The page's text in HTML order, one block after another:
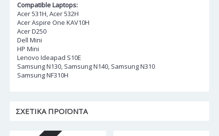
Compatible Laptops:
Acer 531H, Acer 532H
Acer Aspire One KAV10H
Acer D250
Dell Mini
HP Mini
Lenovo Ideapad S10E
Samsung N130, Samsung N140, Samsung N310
Samsung NF310H
ΣΧΕΤΙΚΆ ΠΡΟΪΌΝΤΑ